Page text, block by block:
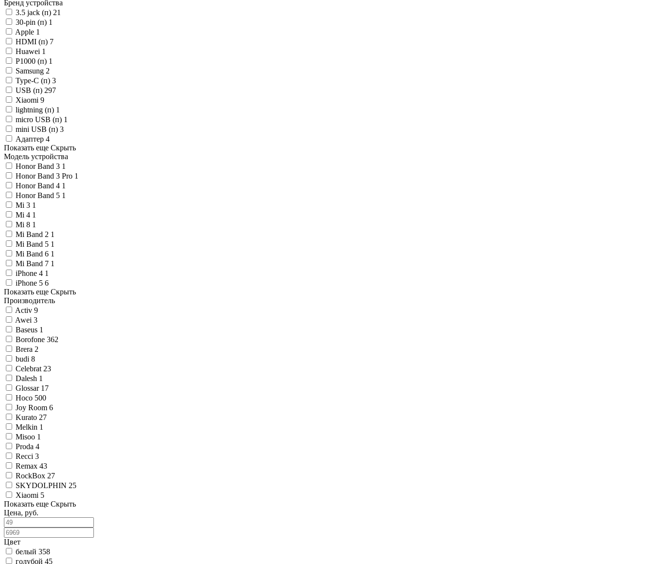
Бренд устройства
3.5 jack (п) 21
30-pin (п) 1
Apple 1
HDMI (п) 7
Huawei 1
P1000 (п) 1
Samsung 2
Type-C (п) 3
USB (п) 297
Xiaomi 9
lightning (п) 1
micro USB (п) 1
mini USB (п) 3
Адаптер 4
Показать еще Скрыть
Модель устройства
Honor Band 3 1
Honor Band 3 Pro 1
Honor Band 4 1
Honor Band 5 1
Mi 3 1
Mi 4 1
Mi 8 1
Mi Band 2 1
Mi Band 5 1
Mi Band 6 1
Mi Band 7 1
iPhone 4 1
iPhone 5 6
Показать еще Скрыть
Производитель
Activ 9
Awei 3
Baseus 1
Borofone 362
Brera 2
budi 8
Celebrat 23
Dalesh 1
Glossar 17
Hoco 500
Joy Room 6
Kurato 27
Melkin 1
Misoo 1
Proda 4
Recci 3
Remax 43
RockBox 27
SKYDOLPHIN 25
Xiaomi 5
Показать еще Скрыть
Цена, руб.
Цвет
белый 358
голубой 45